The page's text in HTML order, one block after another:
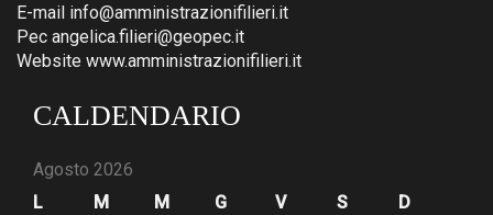
E-mail info@amministrazionifilieri.it
Pec angelica.filieri@geopec.it
Website www.amministrazionifilieri.it
CALDENDARIO
Agosto 2026
L
M M G V S
D